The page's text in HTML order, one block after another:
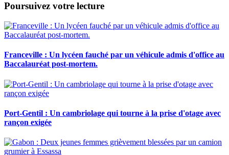
Poursuivez votre lecture
Franceville : Un lycéen fauché par un véhicule admis d'office au
Baccalauréat post-mortem.
Port-Gentil : Un cambriolage qui tourne à la prise d'otage avec
rançon exigée